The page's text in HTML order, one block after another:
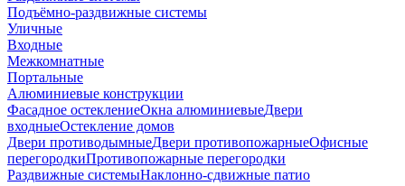
Подъёмно-раздвижные системы
Уличные
Входные
Межкомнатные
Портальные
Алюминиевые конструкции
Фасадное остеклениеОкна алюминиевыеДвери
входныеОстекление домов
Двери противодымныеДвери противопожарныеОфисные
перегородкиПротивопожарные перегородки
Раздвижные системыНаклонно-сдвижные патио